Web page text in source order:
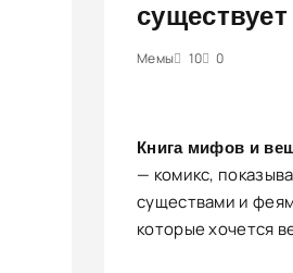
существует
Мемы 10 0
2 3 4 5
Книга мифов и
— комикс,
существами и
которые хочется